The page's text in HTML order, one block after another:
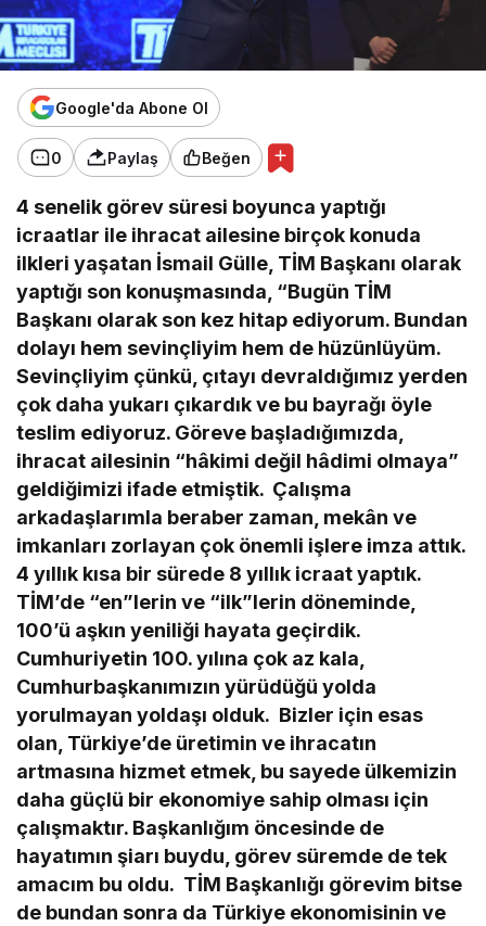
Google'da Abone Ol
0 Paylaş Beğen
4 senelik görev süresi boyunca yaptığı
icraatlar ile ihracat ailesine birçok konuda
ilkleri yaşatan İsmail Gülle, TİM Başkanı olarak
yaptığı son konuşmasında, “Bugün TİM
Başkanı olarak son kez hitap ediyorum. Bundan
dolayı hem sevinçliyim hem de hüzünlüyüm.
Sevinçliyim çünkü, çıtayı devraldığımız yerden
çok daha yukarı çıkardık ve bu bayrağı öyle
teslim ediyoruz. Göreve başladığımızda,
ihracat ailesinin “hâkimi değil hâdimi olmaya”
geldiğimizi ifade etmiştik. Çalışma
arkadaşlarımla beraber zaman, mekân ve
imkanları zorlayan çok önemli işlere imza attık.
4 yıllık kısa bir sürede 8 yıllık icraat yaptık.
TİM’de “en”lerin ve “ilk”lerin döneminde,
100’ü aşkın yeniliği hayata geçirdik.
Cumhuriyetin 100. yılına çok az kala,
Cumhurbaşkanımızın yürüdüğü yolda
yorulmayan yoldaşı olduk. Bizler için esas
olan, Türkiye’de üretimin ve ihracatın
artmasına hizmet etmek, bu sayede ülkemizin
daha güçlü bir ekonomiye sahip olması için
çalışmaktır. Başkanlığım öncesinde de
hayatımın şiarı buydu, görev süremde de tek
amacım bu oldu. TİM Başkanlığı görevim bitse
de bundan sonra da Türkiye ekonomisinin ve